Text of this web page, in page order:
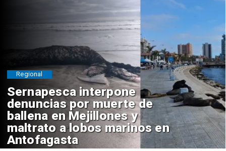
Sernapesca interpone
denuncias por muerte de
ballena en Mejillones y
maltrato a lobos marinos en
Antofagasta
Regional